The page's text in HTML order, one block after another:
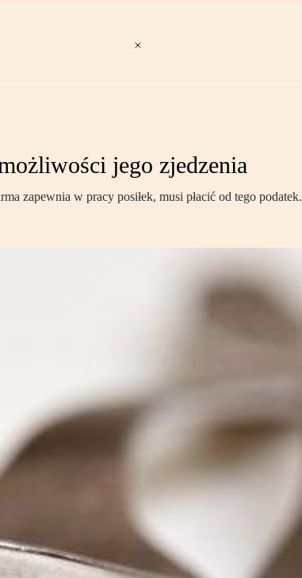
jego zjedzenia
zapewnia w pracy posiłek, musi płacić od tego podatek.